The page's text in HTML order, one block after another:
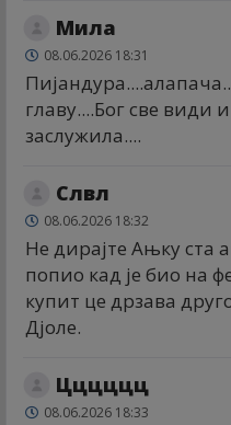
Мила
08.06.2026 18:31
главу....Бог све види
заслужила....
Слвл
08.06.2026 18:32
Не дирајте Ањку ста
попио кад је био на
купит це дрзава
Дјоле.
Цццццц
08.06.2026 18:33